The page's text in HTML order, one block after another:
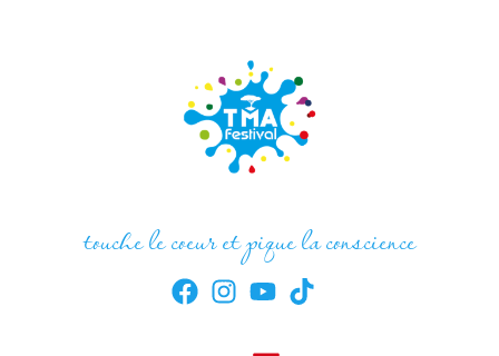
touche le coeur et pique la conscience